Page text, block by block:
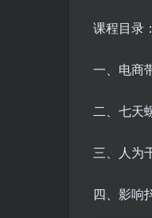
课程目录：
一、电商
二、七天
三、人为
四、影响